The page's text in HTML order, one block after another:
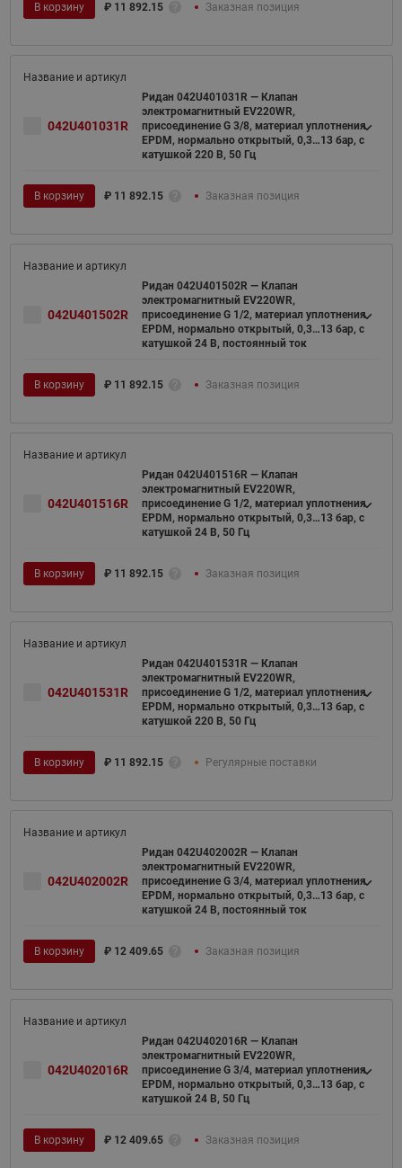
В корзину ₽ 11 892.15 Заказная позиция
042U401031R
Ридан 042U401031R — Клапан
электромагнитный EV220WR,
присоединение G 3/8, материал уплотнения
EPDM, нормально открытый, 0,3…13 бар, с
катушкой 220 В, 50 Гц
В корзину ₽ 11 892.15 Заказная позиция
042U401502R
Ридан 042U401502R — Клапан
электромагнитный EV220WR,
присоединение G 1/2, материал уплотнения
EPDM, нормально открытый, 0,3…13 бар, с
катушкой 24 В, постоянный ток
В корзину ₽ 11 892.15 Заказная позиция
042U401516R
Ридан 042U401516R — Клапан
электромагнитный EV220WR,
присоединение G 1/2, материал уплотнения
EPDM, нормально открытый, 0,3…13 бар, с
катушкой 24 В, 50 Гц
В корзину ₽ 11 892.15 Заказная позиция
042U401531R
Ридан 042U401531R — Клапан
электромагнитный EV220WR,
присоединение G 1/2, материал уплотнения
EPDM, нормально открытый, 0,3…13 бар, с
катушкой 220 В, 50 Гц
В корзину ₽ 11 892.15 Регулярные поставки
042U402002R
Ридан 042U402002R — Клапан
электромагнитный EV220WR,
присоединение G 3/4, материал уплотнения
EPDM, нормально открытый, 0,3…13 бар, с
катушкой 24 В, постоянный ток
В корзину ₽ 12 409.65 Заказная позиция
042U402016R
Ридан 042U402016R — Клапан
электромагнитный EV220WR,
присоединение G 3/4, материал уплотнения
EPDM, нормально открытый, 0,3…13 бар, с
катушкой 24 В, 50 Гц
В корзину ₽ 12 409.65 Заказная позиция